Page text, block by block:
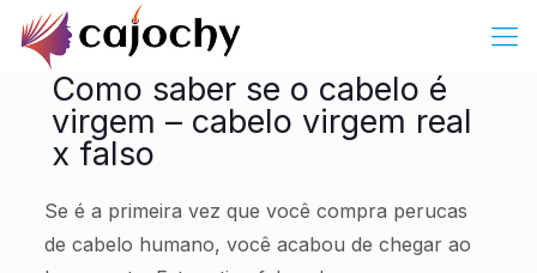
Como saber se o cabelo é
virgem – cabelo virgem real
x falso
Se é a primeira vez que você compra perucas
de cabelo humano, você acabou de chegar ao